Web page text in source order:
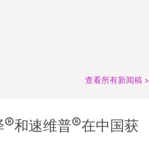
查看所有新闻稿 >
®和速维普®在中国获